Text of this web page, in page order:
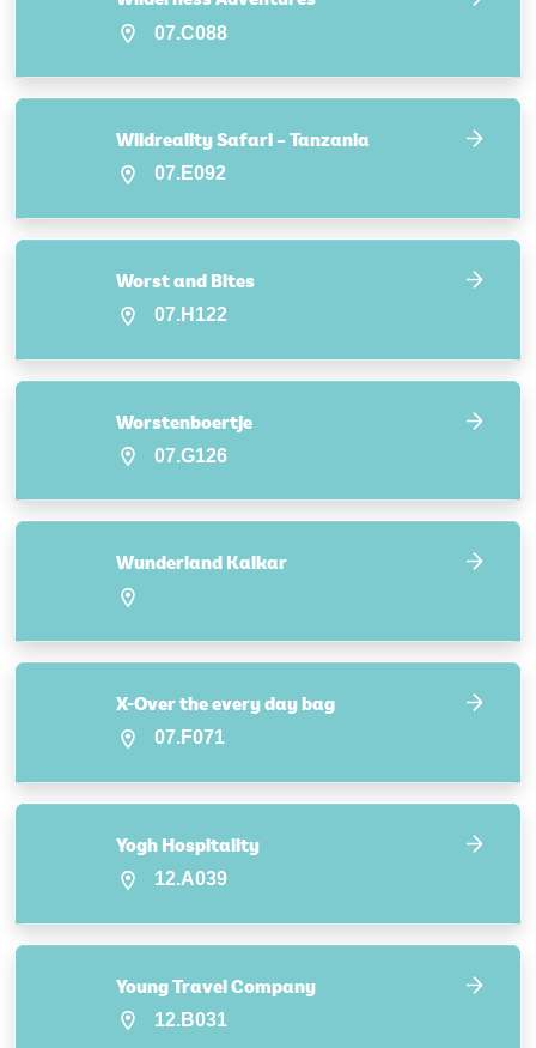
07.C088
Wildreality Safari – Tanzania
07.E092
Worst and Bites
07.H122
Worstenboertje
07.G126
Wunderland Kalkar
X-Over the every day bag
07.F071
Yogh Hospitality
12.A039
Young Travel Company
12.B031